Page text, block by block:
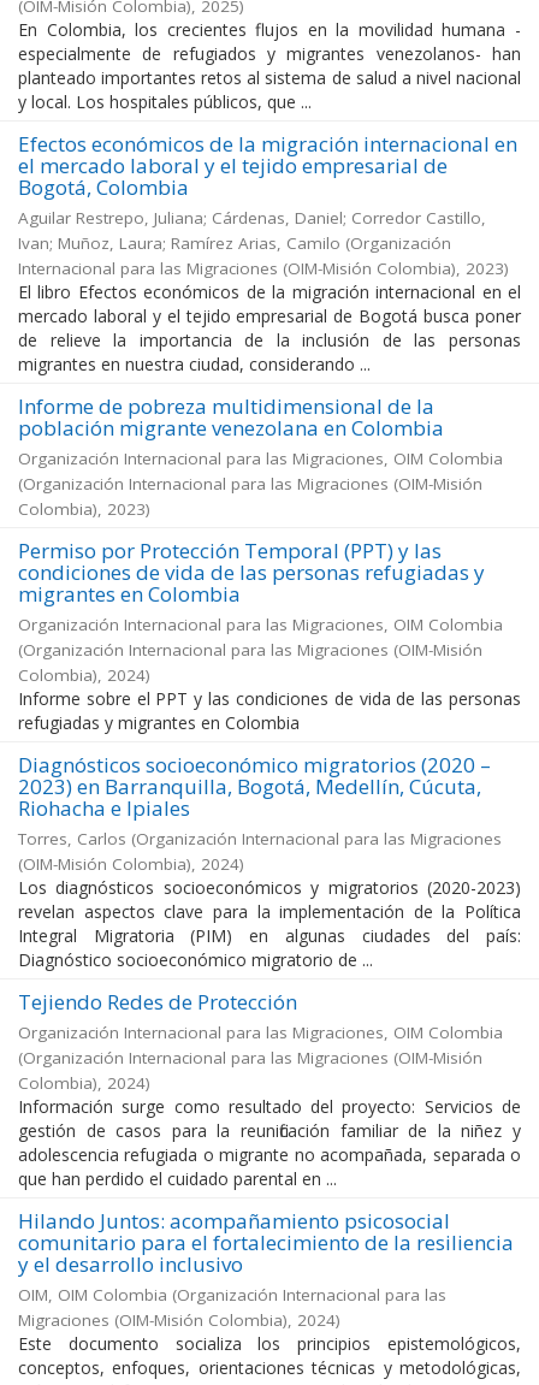
(OIM-Misión Colombia), 2025)
En Colombia, los crecientes flujos en la movilidad humana -
especialmente de refugiados y migrantes venezolanos- han
planteado importantes retos al sistema de salud a nivel nacional
y local. Los hospitales públicos, que ...
Efectos económicos de la migración internacional en
el mercado laboral y el tejido empresarial de
Bogotá, Colombia
Aguilar Restrepo, Juliana; Cárdenas, Daniel; Corredor Castillo,
Ivan; Muñoz, Laura; Ramírez Arias, Camilo (Organización
Internacional para las Migraciones (OIM-Misión Colombia), 2023)
El libro Efectos económicos de la migración internacional en el
mercado laboral y el tejido empresarial de Bogotá busca poner
de relieve la importancia de la inclusión de las personas
migrantes en nuestra ciudad, considerando ...
Informe de pobreza multidimensional de la
población migrante venezolana en Colombia
Organización Internacional para las Migraciones, OIM Colombia
(Organización Internacional para las Migraciones (OIM-Misión
Colombia), 2023)
Permiso por Protección Temporal (PPT) y las
condiciones de vida de las personas refugiadas y
migrantes en Colombia
Organización Internacional para las Migraciones, OIM Colombia
(Organización Internacional para las Migraciones (OIM-Misión
Colombia), 2024)
Informe sobre el PPT y las condiciones de vida de las personas
refugiadas y migrantes en Colombia
Diagnósticos socioeconómico migratorios (2020 –
2023) en Barranquilla, Bogotá, Medellín, Cúcuta,
Riohacha e Ipiales
Torres, Carlos (Organización Internacional para las Migraciones
(OIM-Misión Colombia), 2024)
Los diagnósticos socioeconómicos y migratorios (2020-2023)
revelan aspectos clave para la implementación de la Política
Integral Migratoria (PIM) en algunas ciudades del país:
Diagnóstico socioeconómico migratorio de ...
Tejiendo Redes de Protección
Organización Internacional para las Migraciones, OIM Colombia
(Organización Internacional para las Migraciones (OIM-Misión
Colombia), 2024)
Información surge como resultado del proyecto: Servicios de
gestión de casos para la reunificación familiar de la niñez y
adolescencia refugiada o migrante no acompañada, separada o
que han perdido el cuidado parental en ...
Hilando Juntos: acompañamiento psicosocial
comunitario para el fortalecimiento de la resiliencia
y el desarrollo inclusivo
OIM, OIM Colombia (Organización Internacional para las
Migraciones (OIM-Misión Colombia), 2024)
Este documento socializa los principios epistemológicos,
conceptos, enfoques, orientaciones técnicas y metodológicas,